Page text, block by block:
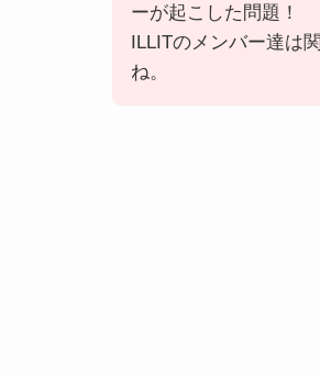
ーが起こした問題！
ILLITのメンバー達は
ね。